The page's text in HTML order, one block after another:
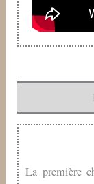
La première